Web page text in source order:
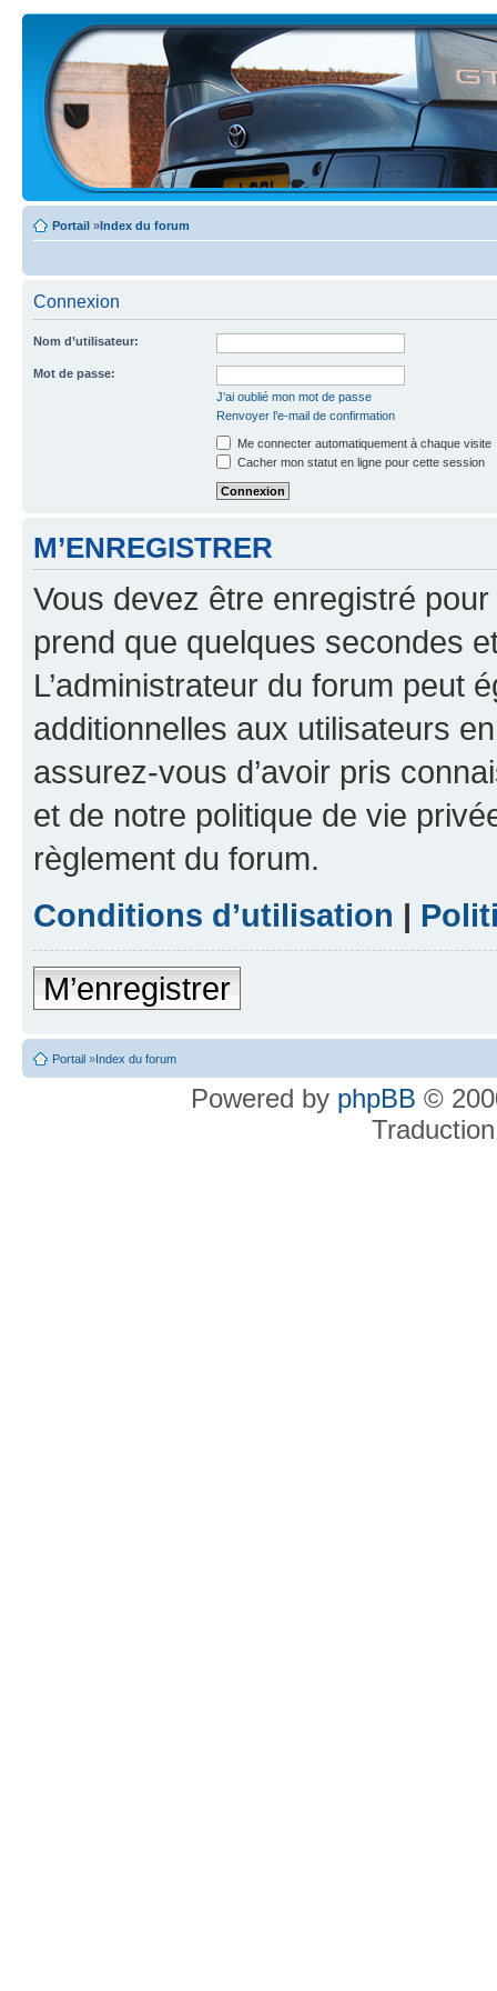
Portail »Index du forum
Connexion
Nom d’utilisateur:
Mot de passe:
J’ai oublié mon mot de passe
Renvoyer l’e-mail de confirmation
Me connecter automatiquement à chaque visite
Cacher mon statut en ligne pour cette session
M’ENREGISTRER
Vous devez être enregistré
prend que quelques secondes
L’administrateur du forum peut
additionnelles aux utilisateurs
assurez-vous d’avoir pris
et de notre politique de vie
règlement du forum.
Conditions d’utilisation |
M’enregistrer
Portail »Index du forum
Powered by phpBB ©